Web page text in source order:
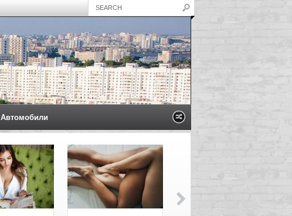
Автомобили